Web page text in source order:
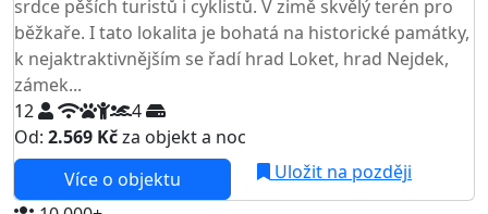
srdce pěších turistů i cyklistů. V zimě skvělý terén pro
běžkaře. I tato lokalita je bohatá na historické památky,
k nejaktraktivnějším se řadí hrad Loket, hrad Nejdek,
zámek...
12
4
Od: 2.569 Kčza objekt a noc
Více o objektu
Uložit na později